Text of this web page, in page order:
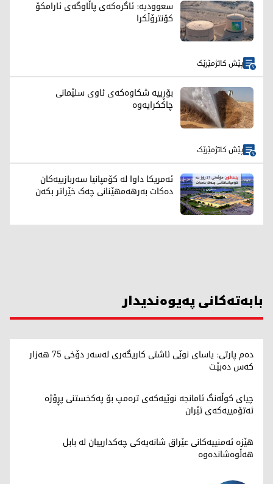
سعوودیە: ئاگرەکەی پاڵاوگەی ئارامکۆ
کۆنترۆڵکرا
پێش کاتژمێرێک
بۆڕییە شکاوەکەی ئاوی سلێمانی
چاککرایەوە
پێش کاتژمێرێک
ئەمریکا داوا لە کۆمپانیا سەربازییەکان
دەکات بەرهەمهێنانی چەک خێراتر بکەن
بابەتەکانی پەیوەندیدار
دەم پارتی: یاسای نوێی ئاشتی کاریگەری لەسەر دۆخی 75 هەزار
کەس دەبێت
چیای کوڵەنگ ئامانجە نوێیەکەی ترەمپ بۆ پەکخستنی پڕۆژە
ئەتۆمییەکەی ئێران
هێزە ئەمنییەکانی عێراق شانەیەکی چەکدارییان لە بابل
هەڵوەشاندەوە